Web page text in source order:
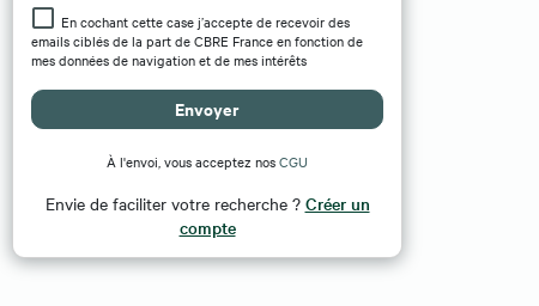
En cochant cette case j’accepte de recevoir des
emails ciblés de la part de CBRE France en fonction de
mes données de navigation et de mes intérêts
Envoyer
À l'envoi, vous acceptez nosCGU
Envie de faciliter votre recherche ? Créer un
compte